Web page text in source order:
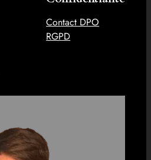
Contact DPO
RGPD